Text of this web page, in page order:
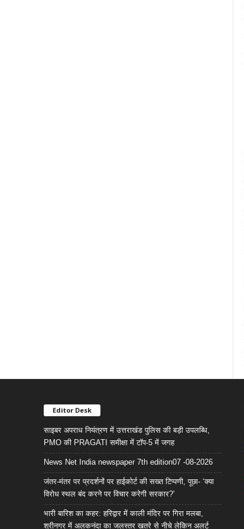
Editor Desk
साइबर अपराध नियंत्रण में उत्तराखंड पुलिस की बड़ी उपलब्धि,
PMO की PRAGATI समीक्षा में टॉप-5 में जगह
News Net India newspaper 7th edition07 -08-2026
जंतर-मंतर पर प्रदर्शनों पर हाईकोर्ट की सख्त टिप्पणी, पूछा- ‘क्या
विरोध स्थल बंद करने पर विचार करेगी सरकार?’
भारी बारिश का कहर: हरिद्वार में काली मंदिर पर गिरा मलबा,
श्रीनगर में अलकनंदा का जलस्तर खतरे से नीचे लेकिन अलर्ट